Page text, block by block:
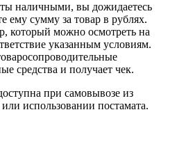
наличными, вы дожидаетесь
ему сумму за товар в рублях.
который можно осмотреть на
указанным условиям.
средства и получает чек.
при самовывозе из
использовании постамата.